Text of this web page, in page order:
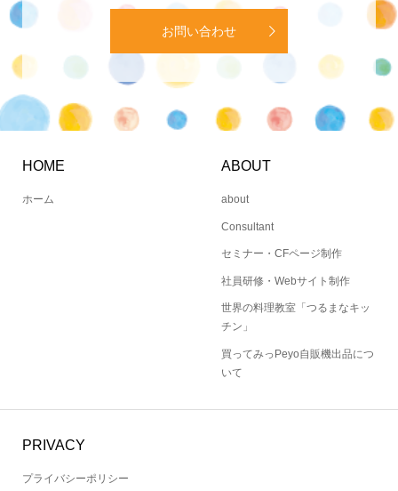
お問い合わせ
HOME
ホーム
ABOUT
about
Consultant
セミナー・CFページ制作
社員研修・Webサイト制作
世界の料理教室「つるまなキッ
チン」
買ってみっPeyo自販機出品につ
いて
PRIVACY
プライバシーポリシー